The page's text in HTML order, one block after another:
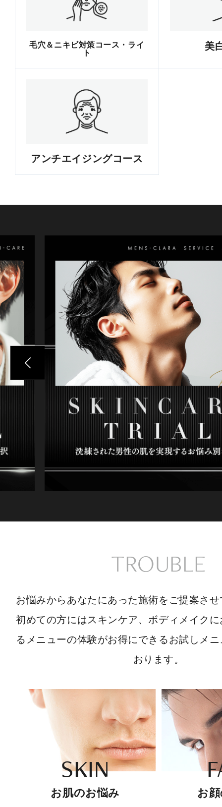
毛穴＆ニキビ対策コース・ライ
ト
美
アンチエイジングコース
TROUBLE
お悩みからあなたにあった施術をご提案さ
初めての方にはスキンケア、ボディメイク
るメニューの体験がお得にできるお試しメ
おります。
SKIN
お肌のお悩み お